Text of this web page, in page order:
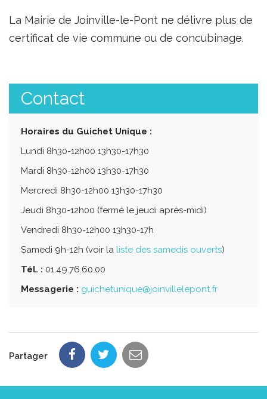
La Mairie de Joinville-le-Pont ne délivre plus de
certificat de vie commune ou de concubinage.
Contact
Horaires du Guichet Unique :
Lundi 8h30-12h00 13h30-17h30
Mardi 8h30-12h00 13h30-17h30
Mercredi 8h30-12h00 13h30-17h30
Jeudi 8h30-12h00 (fermé le jeudi après-midi)
Vendredi 8h30-12h00 13h30-17h
Samedi 9h-12h (voir la liste des samedis ouverts)
Tél. : 01.49.76.60.00
Messagerie : guichetunique@joinvillelepont.fr
Partager